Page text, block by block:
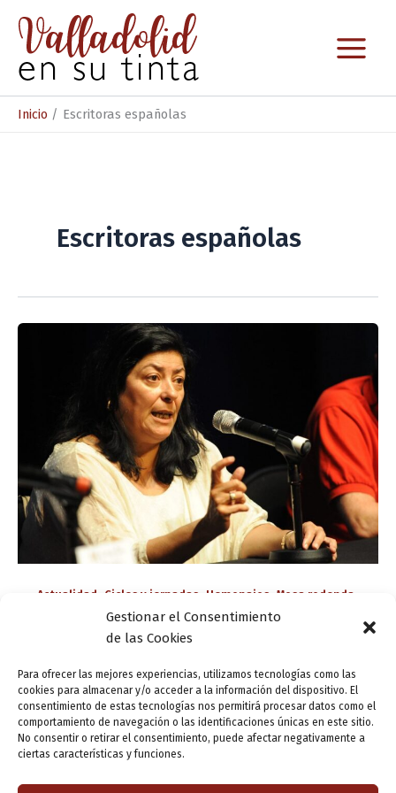
Gestionar el Consentimiento
de las Cookies
Para ofrecer las mejores experiencias, utilizamos tecnologías como las
cookies para almacenar y/o acceder a la información del dispositivo. El
consentimiento de estas tecnologías nos permitirá procesar datos como el
comportamiento de navegación o las identificaciones únicas en este sitio.
No consentir o retirar el consentimiento, puede afectar negativamente a
ciertas características y funciones.
contenido
Inicio Escritoras españolas
Escritoras españolas
Actualidad Ciclos y jornadas Homenajes Mesa redonda
Valladolid Letraherido
¡Háblame, Musa! ¡Participa en el homenaje a
Almudena Grandes!
ensutinta/1 abril, 2022
El programa Valladolid Letraherido acoge la sesión de
clausura de las Jornadas de estudio de la Cátedra